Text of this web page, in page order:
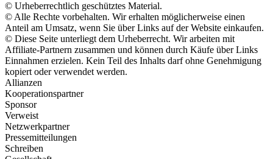
© Urheberrechtlich geschütztes Material.
© Alle Rechte vorbehalten. Wir erhalten möglicherweise einen
Anteil am Umsatz, wenn Sie über Links auf der Website einkaufen.
© Diese Seite unterliegt dem Urheberrecht. Wir arbeiten mit
Affiliate-Partnern zusammen und können durch Käufe über Links
Einnahmen erzielen. Kein Teil des Inhalts darf ohne Genehmigung
kopiert oder verwendet werden.
Allianzen
Kooperationspartner
Sponsor
Verweist
Netzwerkpartner
Pressemitteilungen
Schreiben